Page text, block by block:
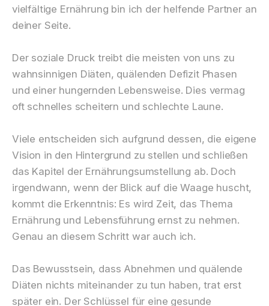
vielfältige Ernährung bin ich der helfende Partner an
deiner Seite.
Der soziale Druck treibt die meisten von uns zu
wahnsinnigen Diäten, quälenden Defizit Phasen
und einer hungernden Lebensweise. Dies vermag
oft schnelles scheitern und schlechte Laune.
Viele entscheiden sich aufgrund dessen, die eigene
Vision in den Hintergrund zu stellen und schließen
das Kapitel der Ernährungsumstellung ab. Doch
irgendwann, wenn der Blick auf die Waage huscht,
kommt die Erkenntnis: Es wird Zeit, das Thema
Ernährung und Lebensführung ernst zu nehmen.
Genau an diesem Schritt war auch ich.
Das Bewusstsein, dass Abnehmen und quälende
Diäten nichts miteinander zu tun haben, trat erst
später ein. Der Schlüssel für eine gesunde